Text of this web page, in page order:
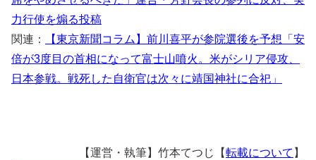
力行使を煽る投稿
関連：
【東京新聞コラム】前川喜平が参院選後を予想「安
倍が3度目の首相になって富士山噴火。米がシリア侵攻、
日本参戦。戦死した自衛官は次々に靖国神社に合祀」
【運営・執筆】竹本てつじ【転載について 】